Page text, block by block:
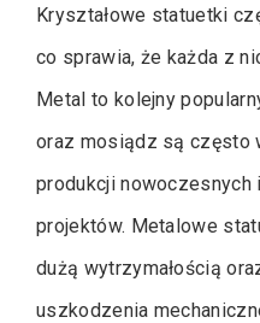
Kryształowe statuetki
co sprawia, że każda z
Metal to kolejny
oraz mosiądz są często
produkcji
projektów. Metalowe
dużą wytrzymałością
uszkodzenia